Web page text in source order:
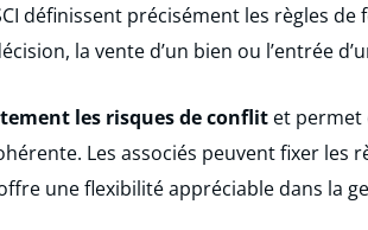
définissent précisément les règles de
la vente d’un bien ou l’entrée
les risques de conflit et permet
Les associés peuvent fixer les
une flexibilité appréciable dans la